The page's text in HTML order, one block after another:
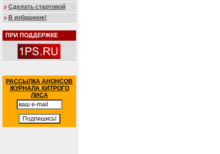
Сделать стартовой
В избранное!
ПРИ ПОДДЕРЖКЕ
РАССЫЛКА АНОНСОВ
ЖУРНАЛА ХИТРОГО
ЛИСА